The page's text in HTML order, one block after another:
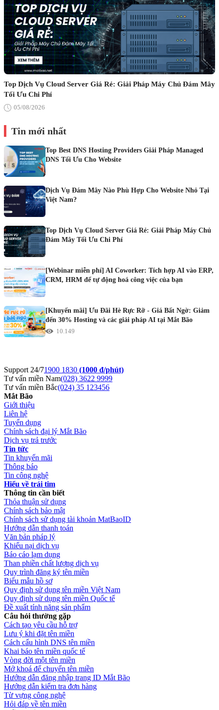
Top Dịch Vụ Cloud Server Giá Rẻ: Giải Pháp Máy Chủ Đám Mây
Tối Ưu Chi Phí
05/08/2026
Tin mới nhất
Top Best DNS Hosting Providers Giải Pháp Managed
DNS Tối Ưu Cho Website
Dịch Vụ Đám Mây Nào Phù Hợp Cho Website Nhỏ Tại
Việt Nam?
Top Dịch Vụ Cloud Server Giá Rẻ: Giải Pháp Máy Chủ
Đám Mây Tối Ưu Chi Phí
[Webinar miễn phí] AI Coworker: Tích hợp AI vào ERP,
CRM, HRM để tự động hoá công việc của bạn
[Khuyến mãi] Ưu Đãi Hè Rực Rỡ - Giá Bất Ngờ: Giảm
đến 30% Hosting và các giải pháp AI tại Mắt Bão
10.149
Support 24/71900 1830 (1000 đ/phút)
Tư vấn miền Nam(028) 3622 9999
Tư vấn miền Bắc(024) 35 123456
Mắt Bão
Giới thiệu
Liên hệ
Tuyển dụng
Chính sách đại lý Mắt Bão
Dịch vụ trả trước
Tin tức
Tin khuyến mãi
Thông báo
Tin công nghệ
Hiểu về trái tim
Thông tin cần biết
Thỏa thuận sử dụng
Chính sách bảo mật
Chính sách sử dụng tài khoản MatBaoID
Hướng dẫn thanh toán
Văn bản pháp lý
Khiếu nại dịch vụ
Báo cáo lạm dụng
Than phiền chất lượng dịch vụ
Quy trình đăng ký tên miền
Biểu mẫu hồ sơ
Quy định sử dụng tên miền Việt Nam
Quy định sử dụng tên miền Quốc tế
Đề xuất tính năng sản phẩm
Câu hỏi thường gặp
Cách tạo yêu cầu hỗ trợ
Lưu ý khi đặt tên miền
Cách cấu hình DNS tên miền
Khai báo tên miền quốc tế
Vòng đời một tên miền
Mở khoá để chuyển tên miền
Hướng dẫn đăng nhập trang ID Mắt Bão
Hướng dẫn kiểm tra đơn hàng
Từ vựng công nghệ
Hỏi đáp về tên miền